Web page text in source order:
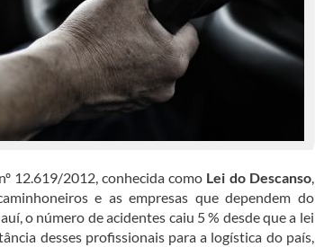
12.619/2012, conhecida como Lei do Descanso,
e as empresas que dependem do
o número de acidentes caiu 5 % desde que a lei
desses profissionais para a logística do país,